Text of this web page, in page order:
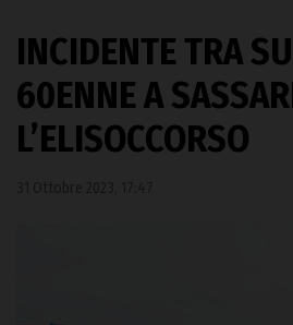
INCIDENTE TRA
60ENNE A
L’ELISOCCORSO